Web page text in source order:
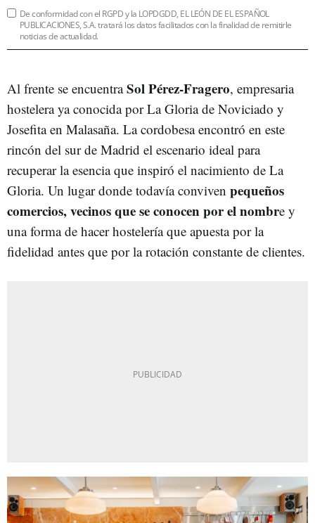
De conformidad con el RGPD y la LOPDGDD, EL LEÓN DE EL ESPAÑOL
PUBLICACIONES, S.A. tratará los datos facilitados con la finalidad de remitirle
noticias de actualidad.
Al frente se encuentraSol Pérez-Fragero, empresaria
hostelera ya conocida por La Gloria de Noviciado y
Josefita en Malasaña. La cordobesa encontró en este
rincón del sur de Madrid el escenario ideal para
recuperar la esencia que inspiró el nacimiento de La
Gloria. Un lugar donde todavía conviven pequeños
comercios, vecinos que se conocen por el nombre y
una forma de hacer hostelería que apuesta por la
fidelidad antes que por la rotación constante de clientes.